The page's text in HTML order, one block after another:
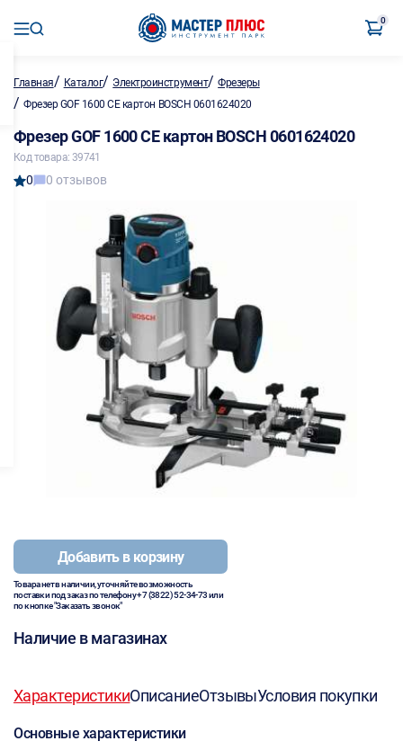
0
Главная/ Каталог/ Электроинструмент/Фрезеры
/ Фрезер GOF 1600 CE картон BOSCH 0601624020
Фрезер GOF 1600 CE картон BOSCH 0601624020
Код товара: 39741
0 0 отзывов
Добавить в корзину
Товара нет в наличии, уточняйте возможность
поставки под заказ по телефону+7 (3822) 52-34-73или
по кнопке "Заказать звонок"
Наличие в магазинах
ХарактеристикиОписаниеОтзывыУсловия покупки
Основные характеристики